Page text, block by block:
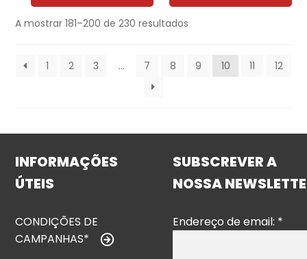
A mostrar 181–200 de 230 resultados
1 2 3 … 7 8 9 10 11 12
INFORMAÇÕES
ÚTEIS
CONDIÇÕES DE
CAMPANHAS*
SUBSCREVER A
NOSSA
Endereço de email: *